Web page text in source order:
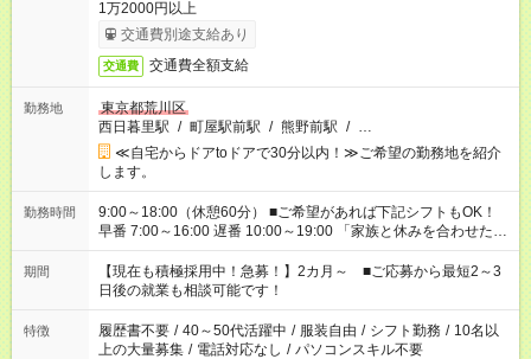
1万2000円以上
交通費別途支給あり
交通費 交通費全額支給
勤務地
東京都荒川区
西日暮里駅 / 町屋駅前駅 / 熊野前駅 / …
≪自宅からドアtoドアで30分以内！≫ご希望の勤務地を紹介
します。
勤務時間
9:00～18:00（休憩60分） ■ご希望があれば下記シフトもOK！
早番 7:00～16:00 遅番 10:00～19:00 「家族と休みを合わせた
い」 「余裕を持って夕飯の準備がしたい」 「できれば残業はし
たくない」 など、ご希望を教えてくださいね。 ※Wワーク希望
の方へ 今ご覧のお仕事で希望する勤務時間と、もう1つのお仕事
の勤務時間。 合計で週40時間を超える場合は応募できません。
期間
【現在も積極採用中！急募！】2カ月～ ■ご応募から最短2～3
日後の就業も相談可能です！
特徴 履歴書不要 / 40～50代活躍中 / 服装自由 / シフト勤務 / 10名以
上の大量募集 / 電話対応なし / パソコンスキル不要